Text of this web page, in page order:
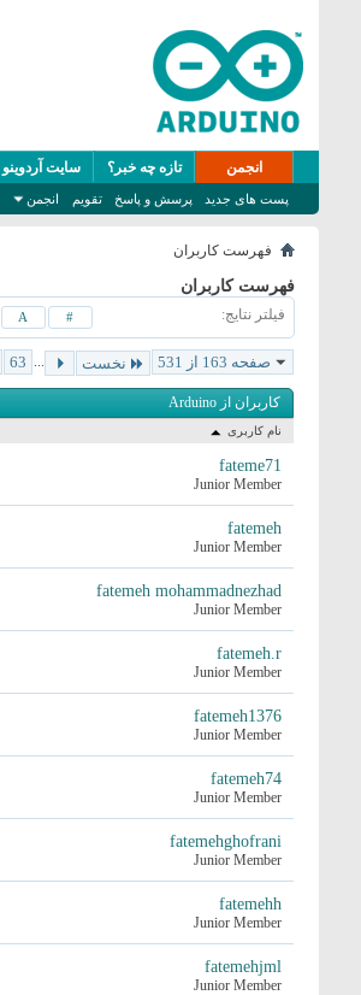
انجمن
پست های جدید پرسش و پاسخ تقویم انجمن
تازه چه خبر؟ سایت آردوینو
فهرست کاربران
فهرست کاربران
فیلتر نتایج #
A
صفحه 163 از 531 نخست ...
63
کاربران از Arduino
نام کاربری
fateme71
Junior Member
fatemeh
Junior Member
fatemeh mohammadnezhad
Junior Member
fatemeh.r
Junior Member
fatemeh1376
Junior Member
fatemeh74
Junior Member
fatemehghofrani
Junior Member
fatemehh
Junior Member
fatemehjml
Junior Member